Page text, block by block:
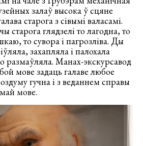
залаў высока ў сцяне
старога з сівымі валасамі.
старога глядзелі то лагодна, то
то сувора і пагрозліва. Ды
захапляла і палохала
размаўляла. Манах-экскурсавод
мове задаць галаве любое
гучна і з веданнем справы
мове.